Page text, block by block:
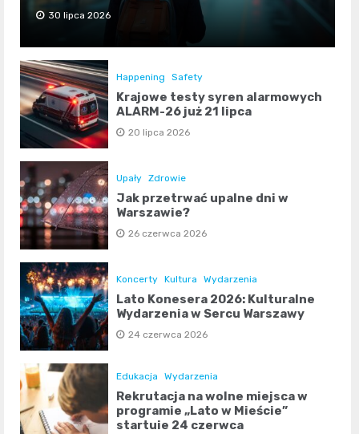
30 lipca 2026
Happening Safety
Krajowe testy syren alarmowych
ALARM-26 już 21 lipca
20 lipca 2026
Upały Zdrowie
Jak przetrwać upalne dni w
Warszawie?
26 czerwca 2026
Koncerty Kultura Wydarzenia
Lato Konesera 2026: Kulturalne
Wydarzenia w Sercu Warszawy
24 czerwca 2026
Edukacja Wydarzenia
Rekrutacja na wolne miejsca w
programie „Lato w Mieście”
startuje 24 czerwca